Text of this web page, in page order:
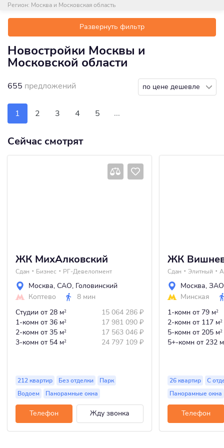
Регион: Москва и Московская область
Развернуть фильтр
Новостройки Москвы и
Московской области
655 предложений по цене дешевле
1 2 3 4 5 ...
Сейчас смотрят
ЖК МихАлковский
Сдан Бизнес РГ-Девелопмент
Москва, САО, Головинский
Коптево
8 мин
Студии от 28 м2 15 064 286 ₽
1-комн от 36 м2 17 981 090 ₽
2-комн от 35 м2 17 563 046 ₽
3-комн от 54 м2 24 797 109 ₽
212 квартир Без отделки
Парк
Водоем
Панорамные окна
Телефон Жду звонка
ЖК
Сдан Элитный
Москва, ЗАО
Минская
1-комн от 79 м2
2-комн от 117 м2
5-комн от 205 м2
5+-комн от 232 м
26 квартир
С
Панорамные окна
Телефон